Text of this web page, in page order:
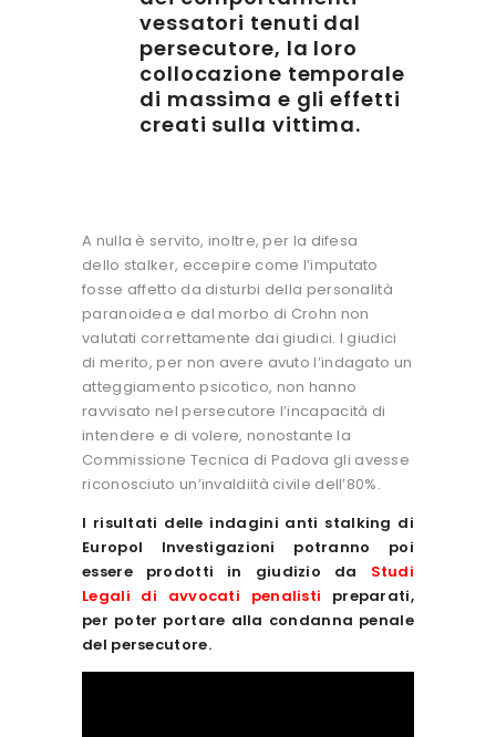
vessatori tenuti dal
persecutore, la loro
collocazione temporale
di massima e gli effetti
creati sulla vittima.
A nulla è servito, inoltre, per la difesa
dello stalker, eccepire come l’imputato
fosse affetto da disturbi della personalità
paranoidea e dal morbo di Crohn non
valutati correttamente dai giudici. I giudici
di merito, per non avere avuto l’indagato un
atteggiamento psicotico, non hanno
ravvisato nel persecutore l’incapacità di
intendere e di volere, nonostante la
Commissione Tecnica di Padova gli avesse
riconosciuto un’invaldiità civile dell’80%.
I risultati delle indagini anti stalking di
Europol Investigazioni potranno poi
essere prodotti in giudizio da Studi
Legali di avvocati penalisti preparati,
per poter portare alla condanna penale
del persecutore.